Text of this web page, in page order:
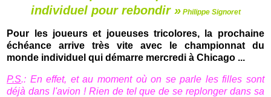
individuel pour rebondir »Philippe Signoret
Pour les joueurs et joueuses tricolores, la prochaine
échéance arrive très vite avec le championnat du
monde individuel qui démarre mercredi à Chicago ...
P.S.: En effet, et au moment où on se parle les filles sont
déjà dans l'avion ! Rien de tel que de se replonger dans sa